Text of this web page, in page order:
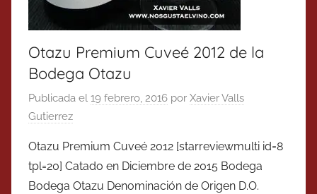
Otazu Premium Cuveé 2012 de la
Bodega Otazu
Publicada el 19 febrero, 2016 por Xavier Valls
Gutierrez
Otazu Premium Cuveé 2012 [starreviewmulti id=8
tpl=20] Catado en Diciembre de 2015 Bodega
Bodega Otazu Denominación de Origen D.O.